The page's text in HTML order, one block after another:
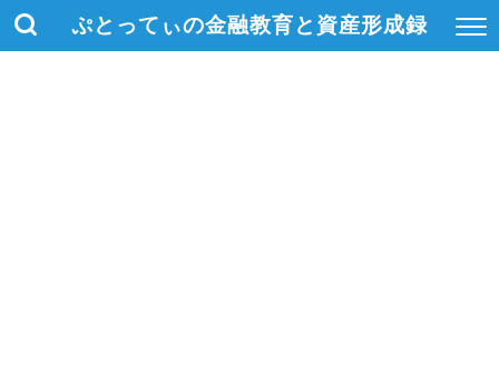
ぷとってぃの金融教育と資産形成録